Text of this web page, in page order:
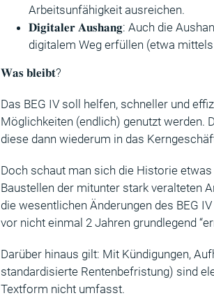
Arbeitsunfähigkeit ausreichen.
𝐃𝐢𝐠𝐢𝐭𝐚𝐥𝐞𝐫 𝐀𝐮𝐬𝐡𝐚𝐧𝐠: Auch die
digitalem Weg erfüllen (etwa
𝐖𝐚𝐬 𝐛𝐥𝐞𝐢𝐛𝐭?
Das BEG IV soll helfen, schneller und
Möglichkeiten (endlich) genutzt werden.
diese dann wiederum in das
Doch schaut man sich die Historie
Baustellen der mitunter stark veralteten
die wesentlichen Änderungen des BEG
vor nicht einmal 2 Jahren grundlegend
Darüber hinaus gilt: Mit Kündigungen,
standardisierte Rentenbefristung) sind
Textform nicht umfasst.